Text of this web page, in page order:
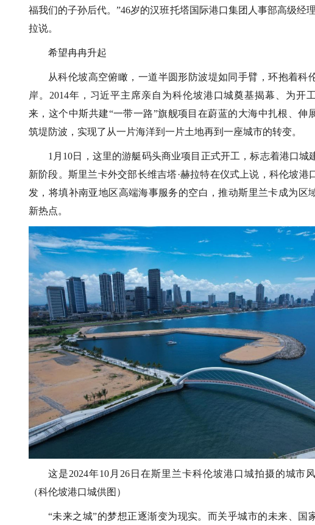
福我们的子孙后代。”46岁的汉班托塔国际港口集团人事部高级经
拉说。
希望冉冉升起
从科伦坡高空俯瞰，一道半圆形防波堤如同手臂，环抱着科
岸。2014年，习近平主席亲自为科伦坡港口城奠基揭幕、为开
来，这个中斯共建“一带一路”旗舰项目在蔚蓝的大海中扎根、伸
筑堤防波，实现了从一片海洋到一片土地再到一座城市的转变。
1月10日，这里的游艇码头商业项目正式开工，标志着港口城
新阶段。斯里兰卡外交部长维吉塔·赫拉特在仪式上说，科伦坡港
发，将填补南亚地区高端海事服务的空白，推动斯里兰卡成为区
新热点。
这是2024年10月26日在斯里兰卡科伦坡港口城拍摄的城市
（科伦坡港口城供图）
“未来之城”的梦想正逐渐变为现实。而关乎城市的未来、国